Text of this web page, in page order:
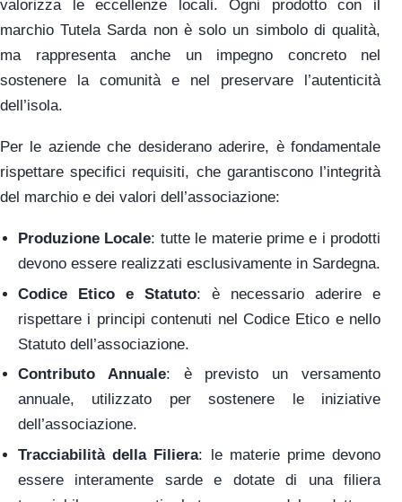
valorizza le eccellenze locali. Ogni prodotto con il
marchio Tutela Sarda non è solo un simbolo di qualità,
ma rappresenta anche un impegno concreto nel
sostenere la comunità e nel preservare l’autenticità
dell’isola.
Per le aziende che desiderano aderire, è fondamentale
rispettare specifici requisiti, che garantiscono l’integrità
del marchio e dei valori dell’associazione:
Produzione Locale: tutte le materie prime e i prodotti
devono essere realizzati esclusivamente in Sardegna.
Codice Etico e Statuto: è necessario aderire e
rispettare i principi contenuti nel Codice Etico e nello
Statuto dell’associazione.
Contributo Annuale: è previsto un versamento
annuale, utilizzato per sostenere le iniziative
dell’associazione.
Tracciabilità della Filiera: le materie prime devono
essere interamente sarde e dotate di una filiera